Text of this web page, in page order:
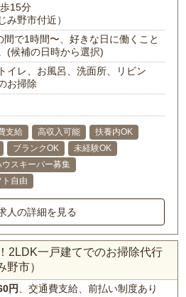
15分
み野市付近）
間で1時間〜、好きな日に働くこと
(候補の日時から選択)
イレ、お風呂、洗面所、リビン
お掃除
支給 高収入可能
扶養内OK
ブランクOK
未経験OK
ウスキーパー募集
ト自由
人の詳細を見る
2LDK一戸建てでのお掃除代行
市）
円 、交通費支給、前払い制度あり